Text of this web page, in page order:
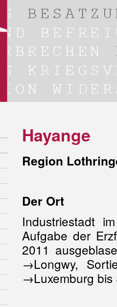
Hayange
Region
Der Ort
Industriestadt
Aufgabe der
2011
→Longwy,
→Luxemburg bis